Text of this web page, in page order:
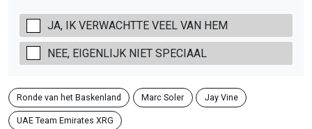
JA, IK VERWACHTTE VEEL VAN HEM
NEE, EIGENLIJK NIET SPECIAAL
Ronde van het Baskenland Marc Soler Jay Vine
UAE Team Emirates XRG